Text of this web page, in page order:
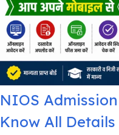
NIOS
Know All